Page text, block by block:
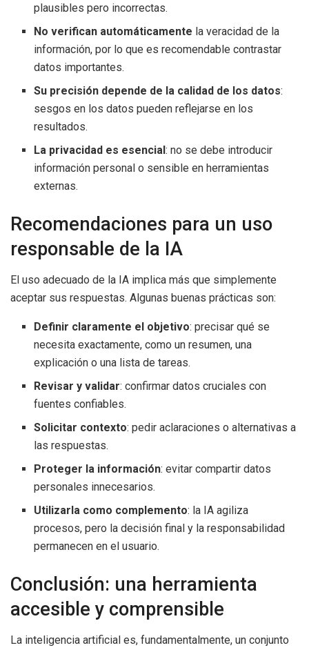
plausibles pero incorrectas.
No verifican automáticamente la veracidad de la
información, por lo que es recomendable contrastar
datos importantes.
Su precisión depende de la calidad de los datos:
sesgos en los datos pueden reflejarse en los
resultados.
La privacidad es esencial: no se debe introducir
información personal o sensible en herramientas
externas.
Recomendaciones para un uso
responsable de la IA
El uso adecuado de la IA implica más que simplemente
aceptar sus respuestas. Algunas buenas prácticas son:
Definir claramente el objetivo: precisar qué se
necesita exactamente, como un resumen, una
explicación o una lista de tareas.
Revisar y validar: confirmar datos cruciales con
fuentes confiables.
Solicitar contexto: pedir aclaraciones o alternativas a
las respuestas.
Proteger la información: evitar compartir datos
personales innecesarios.
Utilizarla como complemento: la IA agiliza
procesos, pero la decisión final y la responsabilidad
permanecen en el usuario.
Conclusión: una herramienta
accesible y comprensible
La inteligencia artificial es, fundamentalmente, un conjunto